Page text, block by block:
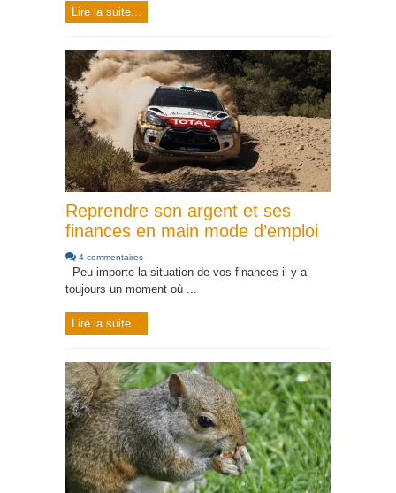
Lire la suite...
Reprendre son argent et ses
finances en main mode d’emploi
4 commentaires
Peu importe la situation de vos finances il y a
toujours un moment où ...
Lire la suite...